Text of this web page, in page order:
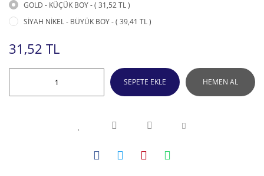
GOLD - KÜÇÜK BOY - ( 31,52 TL )
SİYAH NİKEL - BÜYÜK BOY - ( 39,41 TL )
31,52 TL
SEPETE EKLE HEMEN AL